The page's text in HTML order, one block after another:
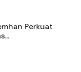
Perkuat